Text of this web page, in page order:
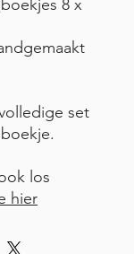
8 x
set
los
hier